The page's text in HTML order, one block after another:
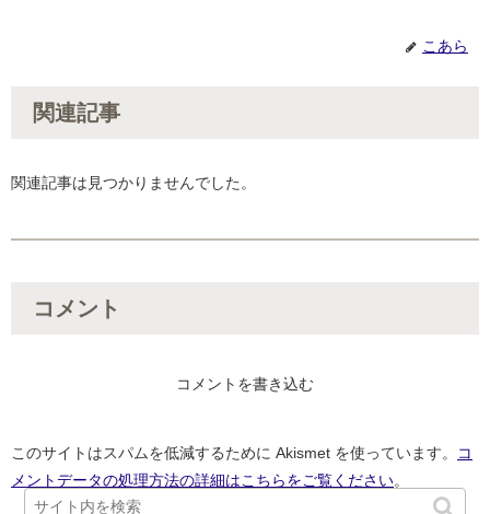
こあら
関連記事
関連記事は見つかりませんでした。
コメント
コメントを書き込む
このサイトはスパムを低減するために Akismet を使っています。
コ
メントデータの処理方法の詳細はこちらをご覧ください。